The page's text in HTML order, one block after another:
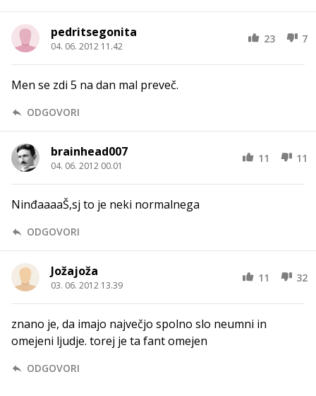
pedritsegonita
04. 06. 2012 11.42
23 7
Men se zdi 5 na dan mal preveč.
ODGOVORI
brainhead007
04. 06. 2012 00.01
11 11
NinđaaaaŠ,sj to je neki normalnega
ODGOVORI
Jožajoža
03. 06. 2012 13.39
11 32
znano je, da imajo največjo spolno slo neumni in
omejeni ljudje. torej je ta fant omejen
ODGOVORI